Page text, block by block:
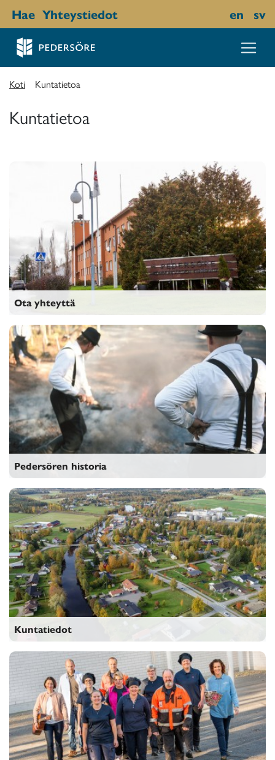
Hae Yhteystiedot en sv
Koti Kuntatietoa
Kuntatietoa
Ota yhteyttä
Pedersören historia
Kuntatiedot